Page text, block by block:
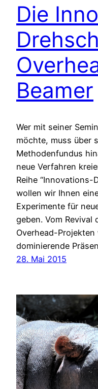
Die
Beamer
Wer mit seiner
möchte, muss über
Methodenfundus
neue Verfahren
Reihe “Innovations-
wollen wir Ihnen
Experimente für
geben. Vom Revival
Overhead-
dominierende
28. Mai 2015